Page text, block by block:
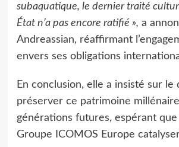
subaquatique, le dernier traité
État n’a pas encore ratifié », a
Andreassian, réaffirmant
envers ses obligations
En conclusion, elle a insisté sur le
préserver ce patrimoine
générations futures, espérant
Groupe ICOMOS Europe